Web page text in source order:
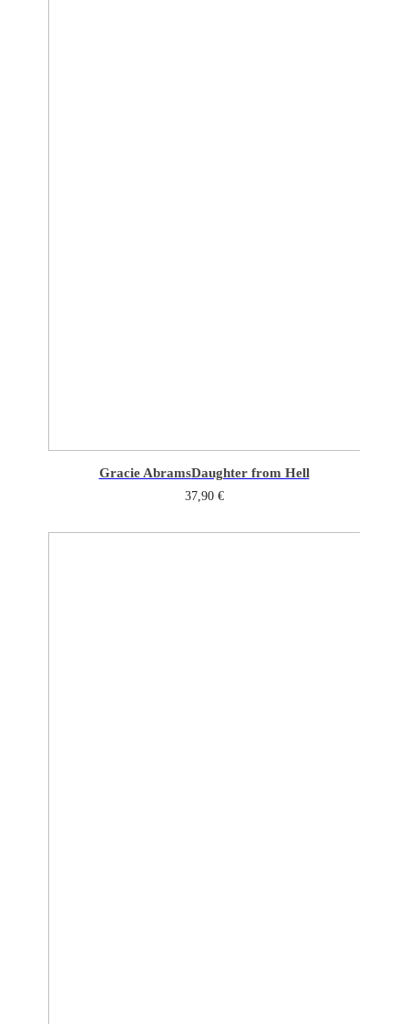
Gracie AbramsDaughter from Hell
37,90 €